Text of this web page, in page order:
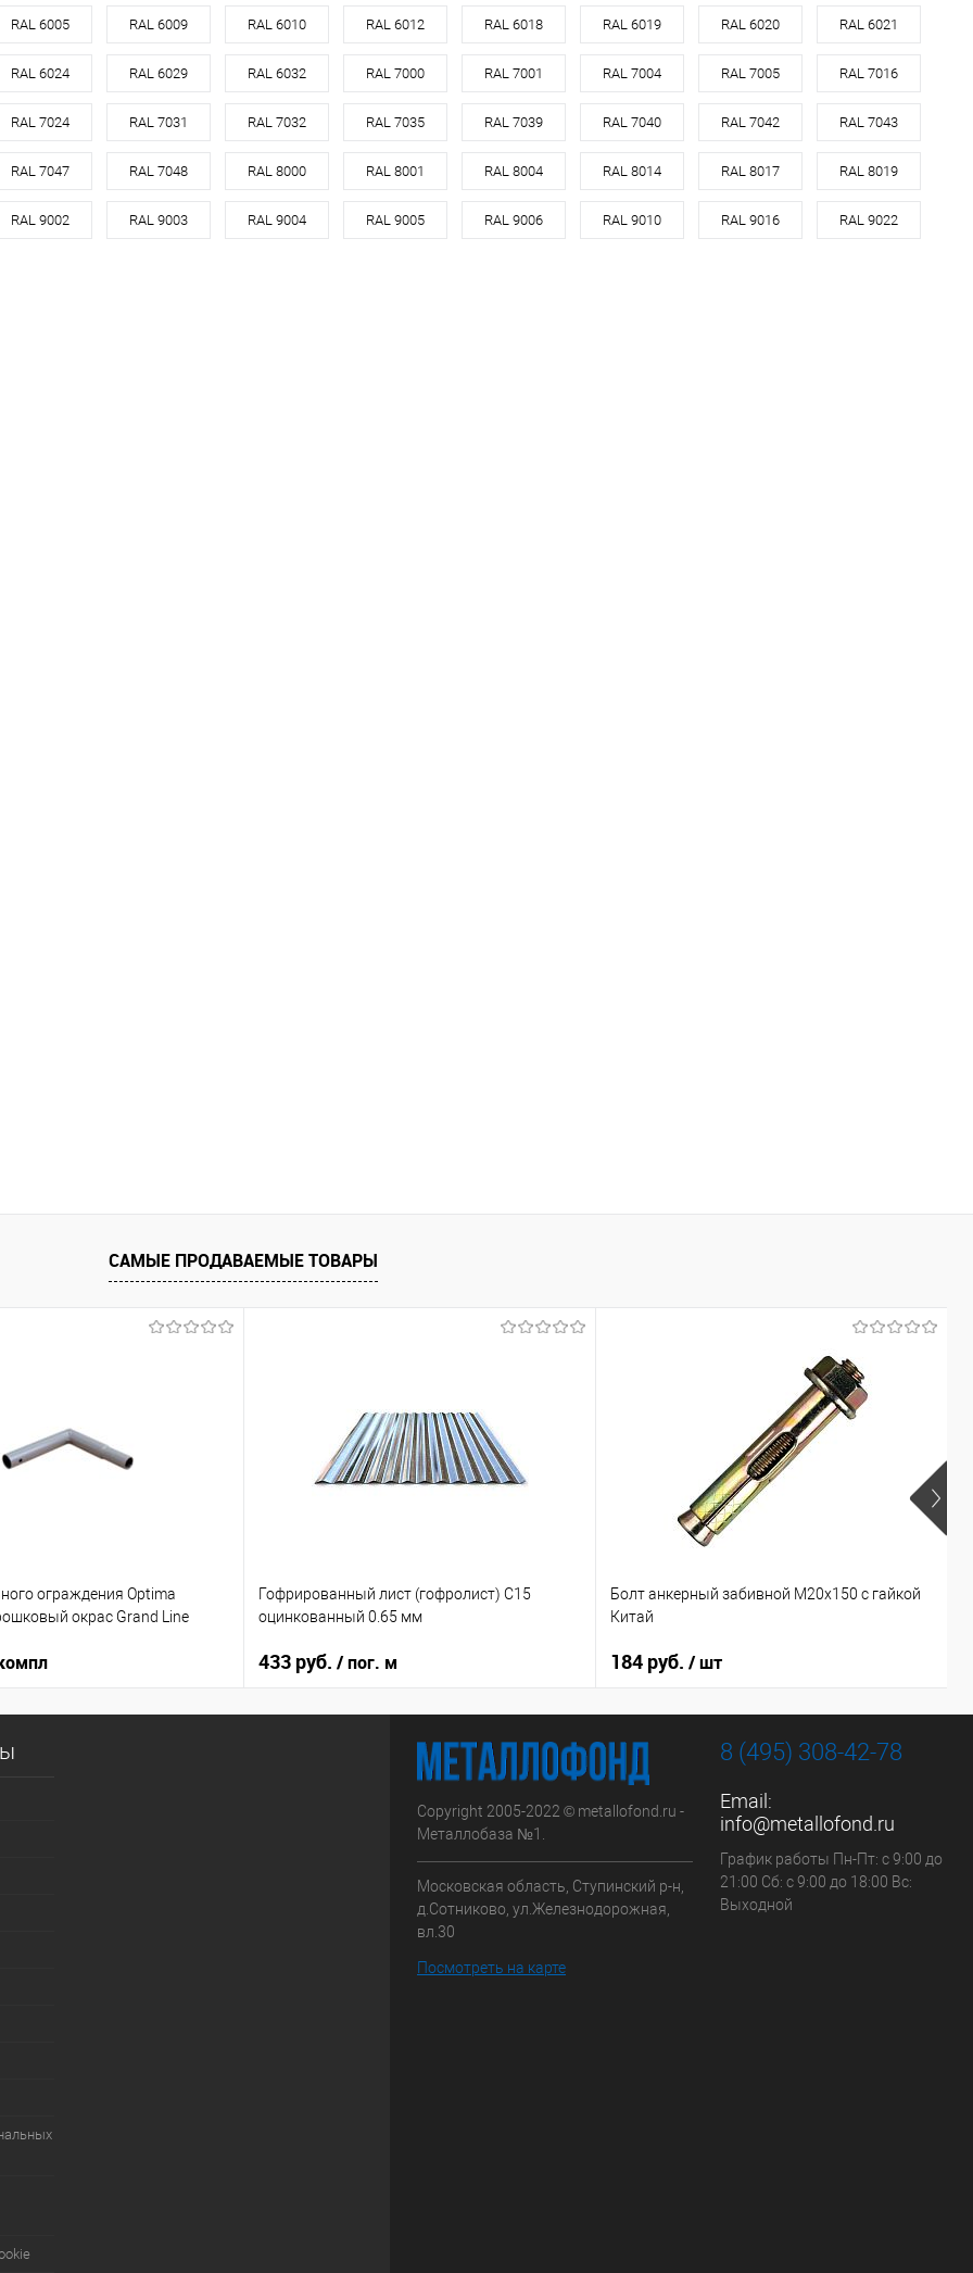
Сравнение
Под заказ
В корзину
Купить в 1 клик
Сравнение
В избранное
Под заказ
В корзину
Купить в 1 клик
Сравнение
В избранное
Под заказ
В корзину
Купить в 1 клик
Сравнение
В избранное
Под заказ
RAL 6005 RAL 6009 RAL 6010 RAL 6012 RAL 6018 RAL 6019 RAL 6020 RAL 6021
RAL 6024 RAL 6029 RAL 6032 RAL 7000 RAL 7001 RAL 7004 RAL 7005 RAL 7016
RAL 7024 RAL 7031 RAL 7032 RAL 7035 RAL 7039 RAL 7040 RAL 7042 RAL 7043
RAL 7047 RAL 7048 RAL 8000 RAL 8001 RAL 8004 RAL 8014 RAL 8017 RAL 8019
RAL 9002 RAL 9003 RAL 9004 RAL 9005 RAL 9006 RAL 9010 RAL 9016 RAL 9022
САМЫЕ ПРОДАВАЕМЫЕ ТОВАРЫ
ограждения Optima
окрас Grand Line
Гофрированный лист (гофролист) С15
оцинкованный 0.65 мм
433 руб. / пог. м
Болт анкерный забивной М20х150 с гайкой
Китай
184 руб. / шт
Copyright 2005-2022 © metallofond.ru -
Металлобаза №1.
Московская область, Ступинский р-н,
д.Сотниково, ул.Железнодорожная,
вл.30
Посмотреть на карте
8 (495) 308-42-78
Email:
info@metallofond.ru
График работы Пн-Пт: с 9:00 до
21:00 Сб: с 9:00 до 18:00 Вс:
Выходной